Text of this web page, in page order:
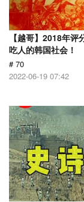
【越哥】2018年
吃人的韩国社会！
# 70
2022-06-19 07:42